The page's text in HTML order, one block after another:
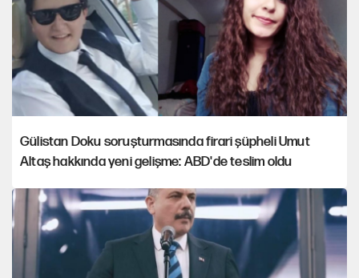
Gülistan Doku soruşturmasında firari şüpheli Umut
Altaş hakkında yeni gelişme: ABD'de teslim oldu